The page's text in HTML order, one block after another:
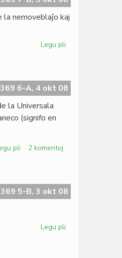
la nemoveblaĵo kaj
Legu pli
du
kongresojn
6-A, 4 okt 08
la Universala
(signifo en
pli
de
esperanto
2 komentoj
5-B, 3 okt 08
Legu pli